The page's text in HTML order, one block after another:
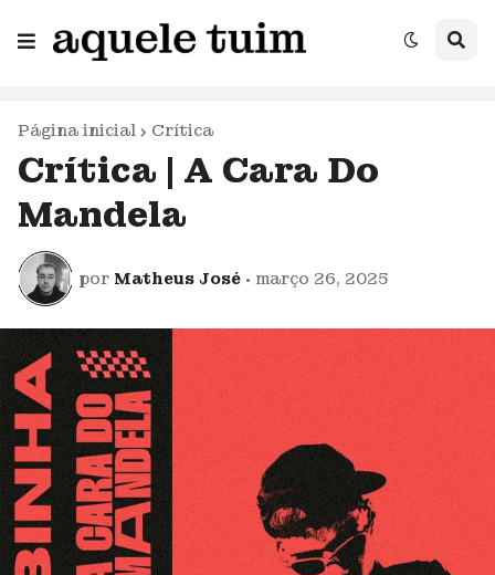
Página inicial Crítica
Crítica | A Cara Do
Mandela
por Matheus José • março 26, 2025